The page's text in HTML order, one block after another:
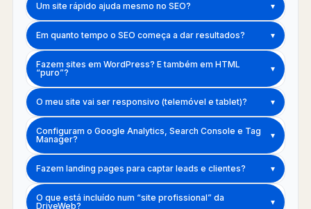
Um site rápido ajuda mesmo no SEO? ▾
Em quanto tempo o SEO começa a dar resultados? ▾
Fazem sites em WordPress? E também em HTML
“puro”?
▾
O meu site vai ser responsivo (telemóvel e tablet)? ▾
Configuram o Google Analytics, Search Console e Tag
Manager?
▾
Fazem landing pages para captar leads e clientes? ▾
O que está incluído num “site profissional” da
DriveWeb?
▾